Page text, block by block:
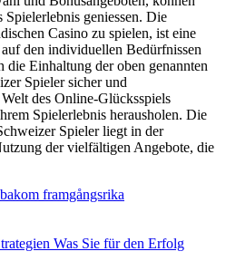
Spielerlebnis geniessen. Die
Casino zu spielen, ist eine
den individuellen Bedürfnissen
die Einhaltung der oben genannten
Spieler sicher und
des Online-Glücksspiels
Spielerlebnis herausholen. Die
Spieler liegt in der
der vielfältigen Angebote, die
framgångsrika
Was Sie für den Erfolg